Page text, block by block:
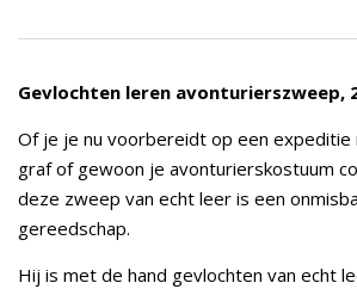
Gevlochten leren avonturierszweep,
Of je je nu voorbereidt op een expeditie
graf of gewoon je avonturierskostuum
deze zweep van echt leer is een
gereedschap.
Hij is met de hand gevlochten van echt